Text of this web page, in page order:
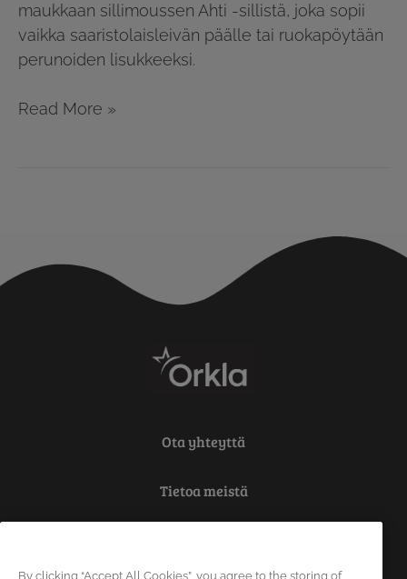
maukkaan sillimoussen Ahti -sillistä, joka sopii
vaikka saaristolaisleivän päälle tai ruokapöytään
perunoiden lisukkeeksi.
Read More »
Ota yhteyttä
Tietoa meistä
By clicking “Accept All Cookies”, you agree to the storing of